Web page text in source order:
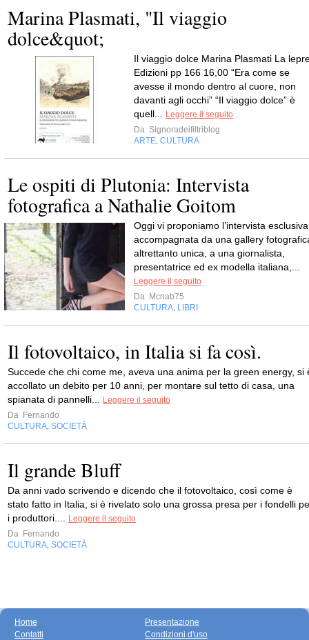
Marina Plasmati, "Il viaggio
dolce&quot;
Il viaggio dolce Marina Plasmati La
Edizioni pp 166 16,00 “Era come se
avesse il mondo dentro al cuore, non
davanti agli occhi” “Il viaggio dolce” è
quell...
Leggere il seguito
Da Signoradeifiltriblog
ARTE CULTURA
Le ospiti di Plutonia: Intervista
fotografica a Nathalie Goitom
Oggi vi proponiamo l’intervista
accompagnata da una gallery
altrettanto unica, a una giornalista,
presentatrice ed ex modella italiana,...
Leggere il seguito
Da Mcnab75
CULTURA LIBRI
Il fotovoltaico, in Italia si fa così.
Succede che chi come me, aveva una anima per la green energy, si
accollato un debito per 10 anni, per montare sul tetto di casa, una
spianata di pannelli...
Leggere il seguito
Da Fernando
CULTURA SOCIETÀ
Il grande Bluff
Da anni vado scrivendo e dicendo che il fotovoltaico, così come è
stato fatto in Italia, si è rivelato solo una grossa presa per i fondelli
i produttori....
Leggere il seguito
Da Fernando
CULTURA SOCIETÀ
Home
Contatti
Presentazione
Condizioni d'uso